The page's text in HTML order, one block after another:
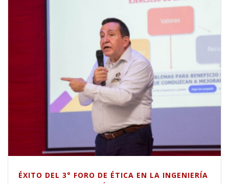
ÉXITO DEL 3° FORO DE ÉTICA EN LA INGENIERÍA